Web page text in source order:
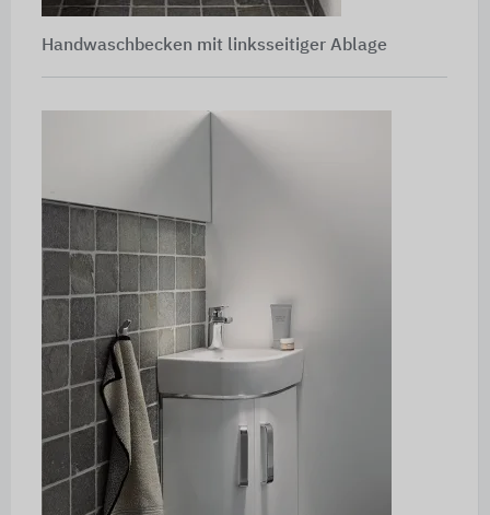
Handwaschbecken mit linksseitiger Ablage